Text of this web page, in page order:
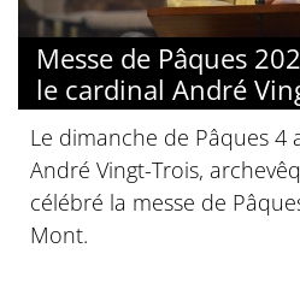
Messe de Pâques
le cardinal André
Le dimanche de Pâques 4
André Vingt-Trois,
célébré la messe de
Mont.